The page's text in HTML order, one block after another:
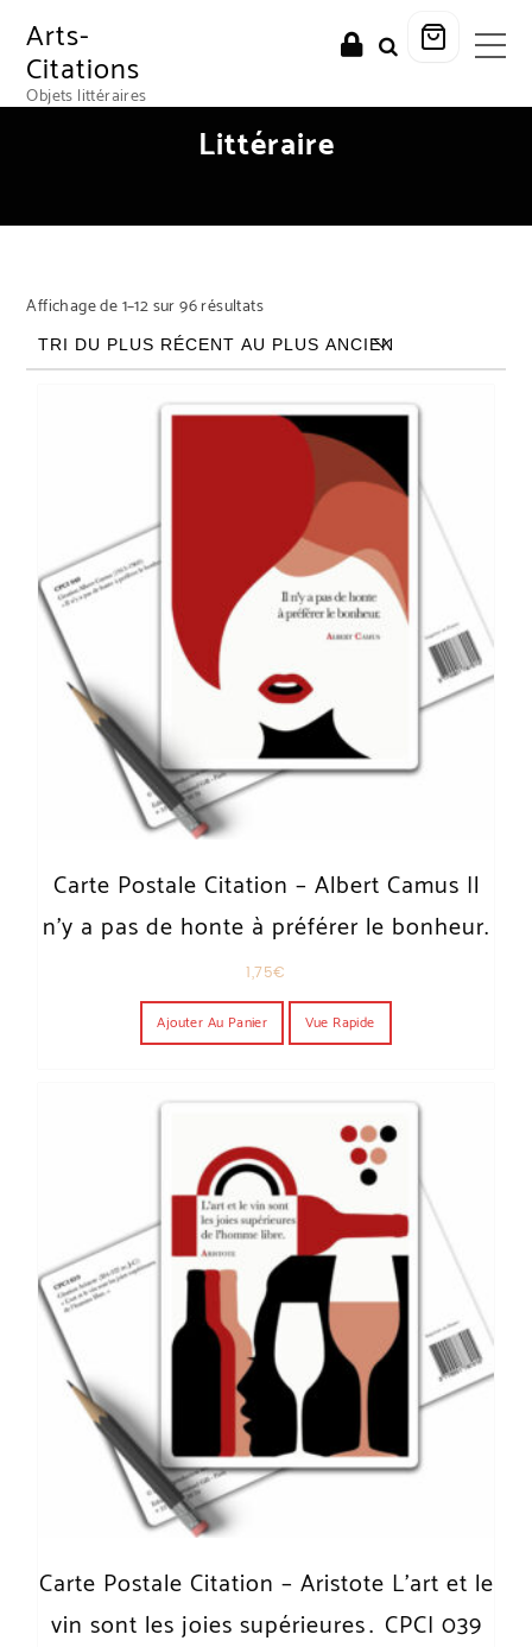
Arts-
Citations
Objets littéraires
Littéraire
Affichage de 1–12 sur 96 résultatsTrié du plus récent au plus ancien
Carte Postale Citation – Albert Camus Il
n’y a pas de honte à préférer le bonheur.
1,75€
Ajouter Au Panier Vue Rapide
Carte Postale Citation – Aristote L’art et le
vin sont les joies supérieures… CPCI 039